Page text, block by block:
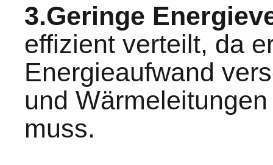
3.Geringe
effizient verteilt, da
Energieaufwand
und
muss.